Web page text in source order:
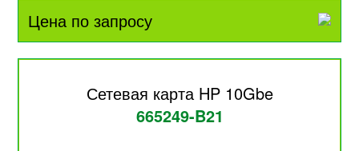
Цена по запросу
Сетевая карта HP 10Gbe
665249-B21